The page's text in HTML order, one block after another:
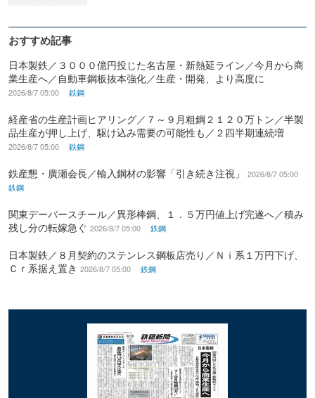
おすすめ記事
日本製鉄／３０００億円投じた名古屋・新熱延ライン／今月から商
業生産へ／自動車鋼板抜本強化／生産・開発、より高度に
2026/8/7 05:00 鉄鋼
経産省の生産計画ヒアリング／７～９月粗鋼２１２０万トン／半製
品生産が押し上げ、駆け込み需要の可能性も／２四半期連続増
2026/8/7 05:00 鉄鋼
鉄産懇・廣瀬会長／輸入鋼材の影響「引き続き注視」
2026/8/7 05:00
鉄鋼
関東デーバースチール／異形棒鋼、１．５万円値上げ完遂へ／積み
残し分の転嫁急ぐ 2026/8/7 05:00 鉄鋼
日本製鉄／８月契約のステンレス鋼板店売り／Ｎｉ系１万円下げ、
Ｃｒ系据え置き 2026/8/7 05:00 鉄鋼